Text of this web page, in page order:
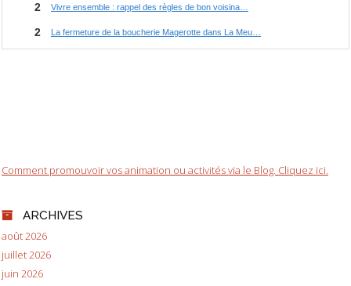
Comment promouvoir vos animation ou activités via le Blog. Cliquez ici.
ARCHIVES
août 2026
juillet 2026
juin 2026